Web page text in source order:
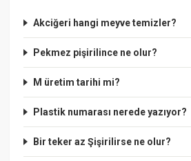
Akciğeri hangi meyve temizler?
Pekmez pişirilince ne olur?
M üretim tarihi mi?
Plastik numarası nerede yazıyor?
Bir teker az Şişirilirse ne olur?